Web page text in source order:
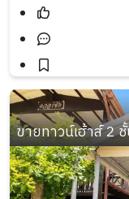
ขายทาวน์เฮ้าส์ 2